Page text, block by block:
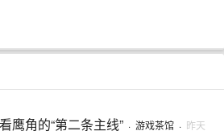
鹰角的“第二条主线” · 游戏茶馆 · 昨天